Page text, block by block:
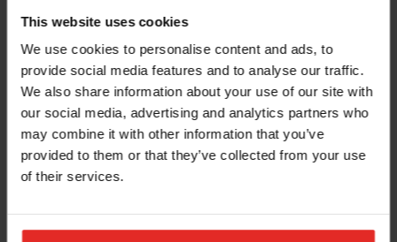
This website uses cookies
We use cookies to personalise content and ads, to
provide social media features and to analyse our traffic.
We also share information about your use of our site with
our social media, advertising and analytics partners who
may combine it with other information that you’ve
provided to them or that they’ve collected from your use
of their services.
Förstå era behov
Workshops och processkartläggning